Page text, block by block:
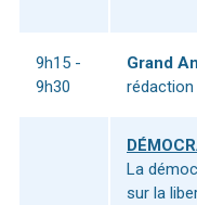
9h15 -
9h30
Grand
rédaction
La
sur la